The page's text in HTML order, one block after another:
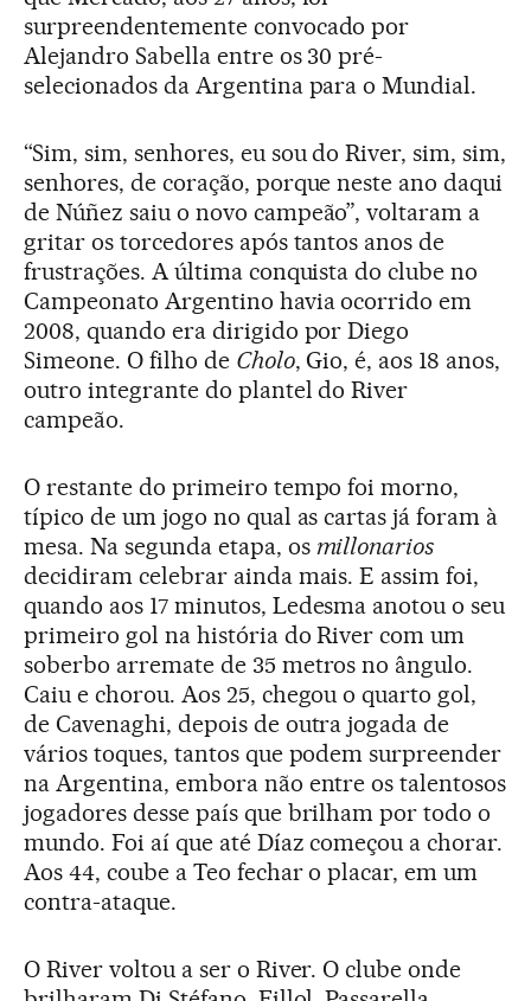
surpreendentemente convocado por
Alejandro Sabella entre os 30 pré-
selecionados da Argentina para o Mundial.
“Sim, sim, senhores, eu sou do River, sim, sim,
senhores, de coração, porque neste ano daqui
de Núñez saiu o novo campeão”, voltaram a
gritar os torcedores após tantos anos de
frustrações. A última conquista do clube no
Campeonato Argentino havia ocorrido em
2008, quando era dirigido por Diego
Simeone. O filho de Cholo, Gio, é, aos 18 anos,
outro integrante do plantel do River
campeão.
O restante do primeiro tempo foi morno,
típico de um jogo no qual as cartas já foram à
mesa. Na segunda etapa, os millonarios
decidiram celebrar ainda mais. E assim foi,
quando aos 17 minutos, Ledesma anotou o seu
primeiro gol na história do River com um
soberbo arremate de 35 metros no ângulo.
Caiu e chorou. Aos 25, chegou o quarto gol,
de Cavenaghi, depois de outra jogada de
vários toques, tantos que podem surpreender
na Argentina, embora não entre os talentosos
jogadores desse país que brilham por todo o
mundo. Foi aí que até Díaz começou a chorar.
Aos 44, coube a Teo fechar o placar, em um
contra-ataque.
O River voltou a ser o River. O clube onde